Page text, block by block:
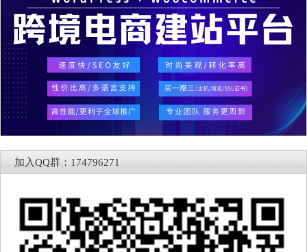
加入QQ群：174796271